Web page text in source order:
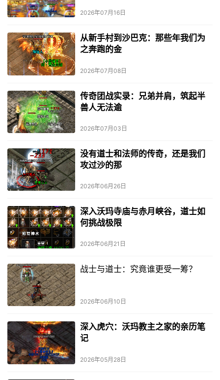
2026年07月16日
从新手村到沙巴克：那些年我们为
之奔跑的金
2026年07月08日
传奇团战实录：兄弟并肩，筑起半
兽人无法逾
2026年07月03日
没有道士和法师的传奇，还是我们
攻过沙的那
2026年06月26日
深入沃玛寺庙与赤月峡谷，道士如
何挑战极限
2026年06月21日
战士与道士：究竟谁更受一筹？
2026年06月10日
深入虎穴：沃玛教主之家的亲历笔
记
2026年05月28日